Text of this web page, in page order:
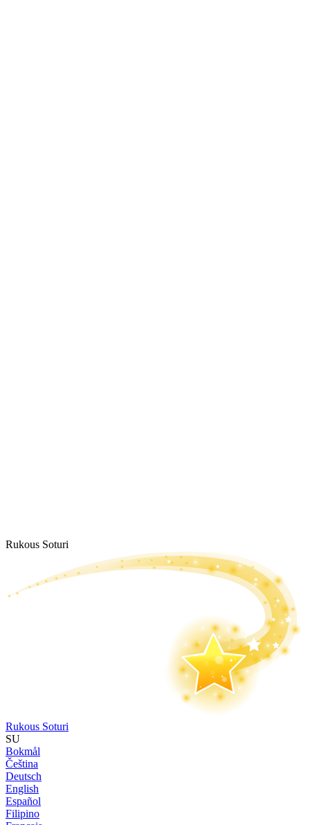
Rukous Soturi
Rukous Soturi
SU
Bokmål
Čeština
Deutsch
English
Español
Filipino